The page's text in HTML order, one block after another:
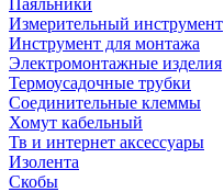
Паяльники
Измерительный инструмент
Инструмент для монтажа
Электромонтажные изделия
Термоусадочные трубки
Соединительные клеммы
Хомут кабельный
Тв и интернет аксессуары
Изолента
Скобы